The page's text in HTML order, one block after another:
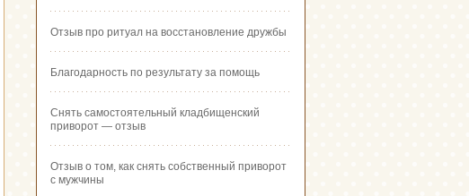
Отзыв про ритуал на восстановление дружбы
Благодарность по результату за помощь
Снять самостоятельный кладбищенский
приворот — отзыв
Отзыв о том, как снять собственный приворот
с мужчины